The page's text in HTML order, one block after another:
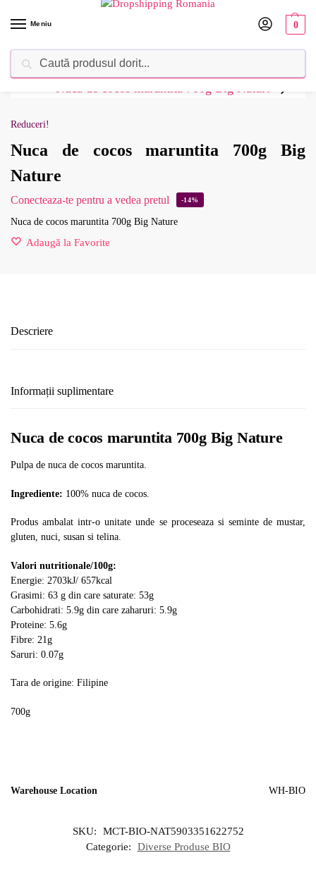
Meniu 0
Dropshipping Romania⚡ Furnizorul tău de produse
Reduceri!
Nuca de cocos maruntita 700g Big
Nature
Conecteaza-te pentru a vedea pretul -14%
Nuca de cocos maruntita 700g Big Nature
Adaugă la Favorite
Descriere
Informații suplimentare
Nuca de cocos maruntita 700g Big Nature
Pulpa de nuca de cocos maruntita.
Ingrediente: 100% nuca de cocos.
Produs ambalat intr-o unitate unde se proceseaza si seminte de mustar,
gluten, nuci, susan si telina.
Valori nutritionale/100g:
Energie: 2703kJ/ 657kcal
Grasimi: 63 g din care saturate: 53g
Carbohidrati: 5.9g din care zaharuri: 5.9g
Proteine: 5.6g
Fibre: 21g
Saruri: 0.07g
Tara de origine: Filipine
700g
Warehouse Location WH-BIO
SKU:
MCT-BIO-NAT5903351622752
Categorie:
Diverse Produse BIO